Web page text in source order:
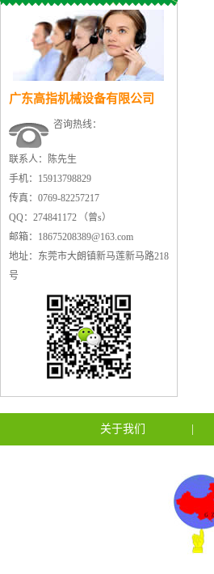
广东高指机械设备有限公司
咨询热线：
联系人：陈先生
手机：15913798829
传真：0769-82257217
QQ：274841172 （曾s）
邮箱：18675208389@163.com
地址：东莞市大朗镇新马莲新马路218
号
关于我们